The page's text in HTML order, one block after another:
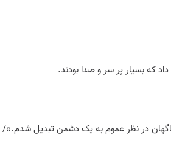
که بسیار پر سر و صدا بودند.
ناگهان در نظر عموم به یک دشمن تبدیل شدم.»/